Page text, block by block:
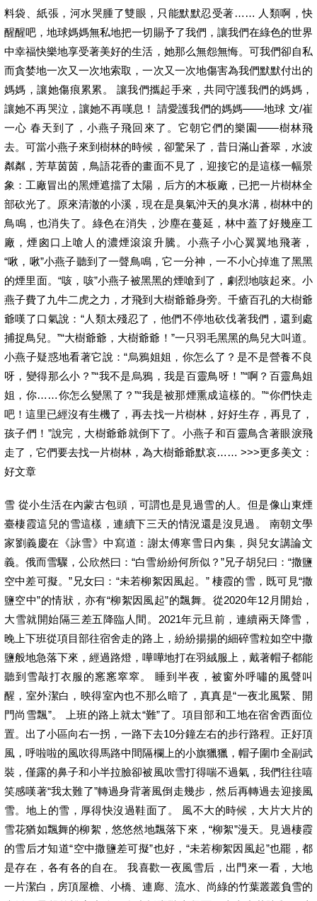
料袋、紙張，河水哭腫了雙眼，只能默默忍受著…… 人類啊，快
醒醒吧，地球媽媽無私地把一切賜予了我們，讓我們在綠色的世界
中幸福快樂地享受著美好的生活，她那么無怨無悔。可我們卻自私
而貪婪地一次又一次地索取，一次又一次地傷害為我們默默付出的
媽媽，讓她傷痕累累。 讓我們攜起手來，共同守護我們的媽媽，
讓她不再哭泣，讓她不再嘆息！ 請愛護我們的媽媽——地球 文/崔
一心 春天到了，小燕子飛回來了。它朝它們的樂園——樹林飛
去。可當小燕子來到樹林的時候，卻驚呆了，昔日滿山蒼翠，水波
粼粼，芳草茵茵，鳥語花香的畫面不見了，迎接它的是這樣一幅景
象：工廠冒出的黑煙遮擋了太陽，后方的木板廠，已把一片樹林全
部砍光了。原來清澈的小溪，現在是臭氣沖天的臭水溝，樹林中的
鳥鳴，也消失了。綠色在消失，沙塵在蔓延，林中蓋了好幾座工
廠，煙囪口上嗆人的濃煙滾滾升騰。小燕子小心翼翼地飛著，
“啾，啾”小燕子聽到了一聲鳥鳴，它一分神，一不小心掉進了黑黑
的煙里面。“咳，咳”小燕子被黑黑的煙嗆到了，劇烈地咳起來。小
燕子費了九牛二虎之力，才飛到大樹爺爺身旁。千瘡百孔的大樹爺
爺嘆了口氣說：“人類太殘忍了，他們不停地砍伐著我們，還到處
捕捉鳥兒。”“大樹爺爺，大樹爺爺！”一只羽毛黑黑的鳥兒大叫道。
小燕子疑惑地看著它說：“烏鴉姐姐，你怎么了？是不是營養不良
呀，變得那么小？”“我不是烏鴉，我是百靈鳥呀！”“啊？百靈鳥姐
姐，你……你怎么變黑了？”“我是被那煙熏成這樣的。”“你們快走
吧！這里已經沒有生機了，再去找一片樹林，好好生存，再見了，
孩子們！”說完，大樹爺爺就倒下了。小燕子和百靈鳥含著眼淚飛
走了，它們要去找一片樹林，為大樹爺爺默哀…… >>>更多美文：
好文章
雪 從小生活在內蒙古包頭，可謂也是見過雪的人。但是像山東煙
臺棲霞這兒的雪這樣，連續下三天的情況還是沒見過。 南朝文學
家劉義慶在《詠雪》中寫道：謝太傅寒雪日內集，與兒女講論文
義。俄而雪驟，公欣然曰：“白雪紛紛何所似？”兄子胡兒曰：“撒鹽
空中差可擬。”兄女曰：“未若柳絮因風起。” 棲霞的雪，既可見“撒
鹽空中”的情狀，亦有“柳絮因風起”的飄舞。從2020年12月開始，
大雪就開始隔三差五降臨人間。2021年元旦前，連續兩天降雪，
晚上下班從項目部往宿舍走的路上，紛紛揚揚的細碎雪粒如空中撒
鹽般地急落下來，經過路燈，嘩嘩地打在羽絨服上，戴著帽子都能
聽到雪敲打衣服的窸窸窣窣。 睡到半夜，被窗外呼嘯的風聲叫
醒，室外潔白，映得室內也不那么暗了，真真是“一夜北風緊、開
門尚雪飄”。 上班的路上就太“難”了。項目部和工地在宿舍西面位
置。出了小區向右一拐，一路下去10分鐘左右的步行路程。正好頂
風，呼啦啦的風吹得馬路中間隔欄上的小旗獵獵，帽子圍巾全副武
裝，僅露的鼻子和小半拉臉卻被風吹雪打得喘不過氣，我們往往嘻
笑感嘆著“我太難了”轉過身背著風倒走幾步，然后再轉過去迎接風
雪。地上的雪，厚得快沒過鞋面了。 風不大的時候，大片大片的
雪花猶如飄舞的柳絮，悠悠然地飄落下來，“柳絮”漫天。見過棲霞
的雪后才知道“空中撒鹽差可擬”也好，“未若柳絮因風起”也罷，都
是存在，各有各的自在。 我喜歡一夜風雪后，出門來一看，大地
一片潔白，房頂屋檐、小橋、連廊、流水、尚綠的竹葉叢叢負雪的